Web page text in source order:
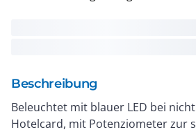
Beschreibung
Beleuchtet mit blauer LED bei
Hotelcard, mit Potenziometer zur